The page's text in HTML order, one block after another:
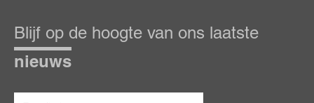
op
de
hoogte
Blijf op de hoogte van ons laatste
nieuws